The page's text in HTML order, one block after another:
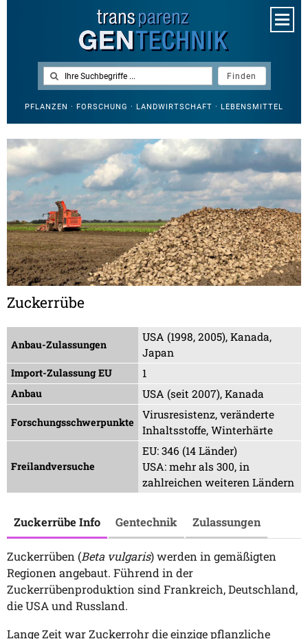
PFLANZEN · FORSCHUNG · LANDWIRTSCHAFT · LEBENSMITTEL
Zuckerrübe
Anbau-Zulassungen
USA (1998, 2005), Kanada,
Japan
Import-Zulassung EU 1
Anbau USA (seit 2007), Kanada
Forschungsschwerpunkte
Virusresistenz, veränderte
Inhaltsstoffe, Winterhärte
Freilandversuche
EU: 346 (14 Länder)
USA: mehr als 300, in
zahlreichen weiteren Ländern
Zuckerrübe Info Gentechnik Zulassungen
Zuckerrüben (Beta vulgaris) werden in gemäßigten
Regionen angebaut. Führend in der
Zuckerrübenproduktion sind Frankreich, Deutschland,
die USA und Russland.
Lange Zeit war Zuckerrohr die einzige pflanzliche